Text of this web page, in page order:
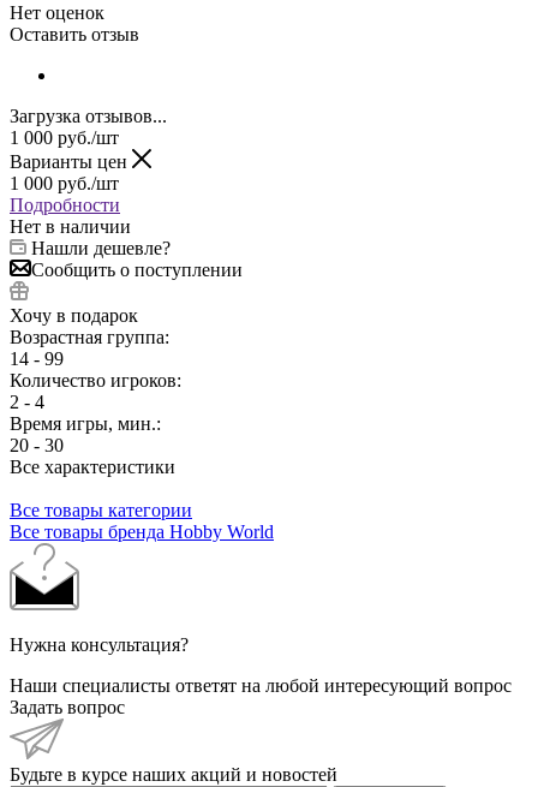
Нет оценок
Оставить отзыв
Загрузка отзывов...
1 000 руб./шт
Варианты цен
1 000 руб./шт
Подробности
Нет в наличии
Нашли дешевле?
Сообщить о поступлении
Хочу в подарок
Возрастная группа:
14 - 99
Количество игроков:
2 - 4
Время игры, мин.:
20 - 30
Все характеристики
Все товары категории
Все товары бренда Hobby World
Нужна консультация?
Наши специалисты ответят на любой интересующий вопрос
Задать вопрос
Будьте в курсе наших акций и новостей